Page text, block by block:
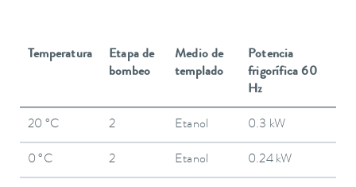
Temperatura
Etapa de
bombeo
Medio de
templado
Potencia
frigorífica 60
Hz
20 °C 2 Etanol 0.3 kW
0 °C 2 Etanol 0.24 kW